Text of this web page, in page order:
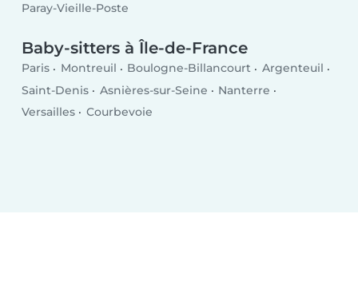
Paray-Vieille-Poste
Baby-sitters à Île-de-France
Paris Montreuil Boulogne-Billancourt
Argenteuil
Saint-Denis
Asnières-sur-Seine
Nanterre
Versailles
Courbevoie